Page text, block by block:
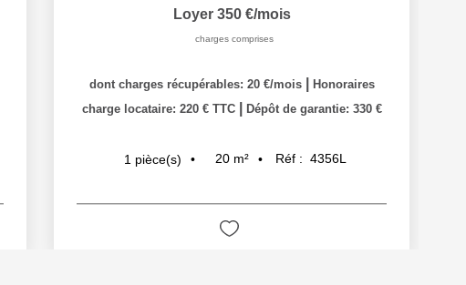
Loyer 350 €/mois
charges comprises
dont charges récupérables: 20 €/mois
Honoraires
charge locataire: 220 € TTC
Dépôt de garantie: 330 €
1 pièce(s) 20 m² Réf : 4356L